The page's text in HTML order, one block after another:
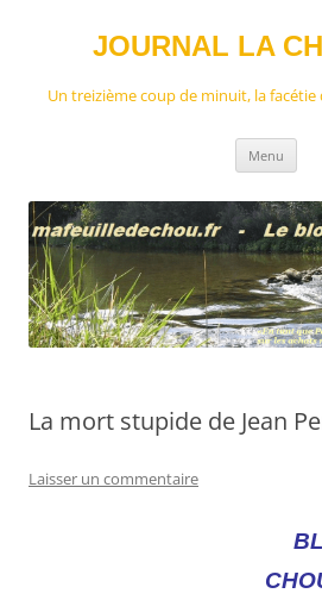
JOURNAL LA
Un treizième coup de minuit, la
Menu
La mort stupide de Jean
Laisser un commentaire